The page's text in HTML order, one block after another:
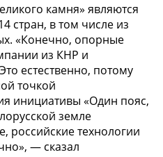
камня» являются
стран, в том числе из
«Конечно, опорные
из КНР и
естественно, потому
точкой
инициативы «Один пояс,
земле
российские технологии
— сказал